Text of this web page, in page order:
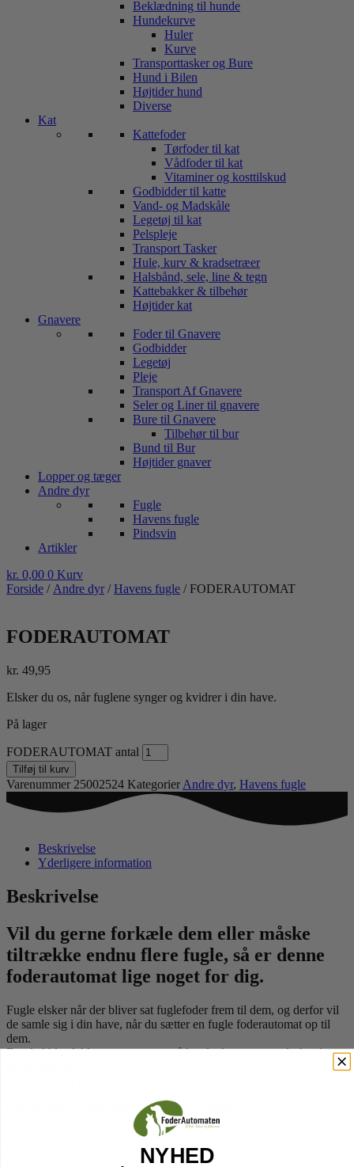
Beklædning til hunde
Hundekurve
Huler
Kurve
Transporttasker og Bure
Hund i Bilen
Højtider hund
Diverse
Kat
Kattefoder
Tørfoder til kat
Vådfoder til kat
Vitaminer og kosttilskud
Godbidder til katte
Vand- og Madskåle
Legetøj til kat
Pelspleje
Transport Tasker
Hule, kurv & kradsetræer
Halsbånd, sele, line & tegn
Kattebakker & tilbehør
Højtider kat
Gnavere
Foder til Gnavere
Godbidder
Legetøj
Pleje
Transport Af Gnavere
Seler og Liner til gnavere
Bure til Gnavere
Tilbehør til bur
Bund til Bur
Højtider gnaver
Lopper og tæger
Andre dyr
Fugle
Havens fugle
Pindsvin
Artikler
kr. 0,00 0 Kurv
Forside / Andre dyr /Havens fugle / FODERAUTOMAT
FODERAUTOMAT
kr. 49,95
Elsker du os, når fuglene synger og kvidrer i din have.
På lager
FODERAUTOMAT antal
Tilføj til kurv
Varenummer 25002524 Kategorier Andre dyr, Havens fugle
Beskrivelse
Yderligere information
Beskrivelse
Vil du gerne forkæle dem eller måske
tiltrække endnu flere fugle, så er denne
foderautomat lige noget for dig.
Fugle elsker når der bliver sat fuglefoder frem til dem, og derfor vil
de samle sig i din have, når du sætter en fugle foderautomat op til
dem.
Du skal blot fylde automaten, og så har fuglene et tag-selv-bord at
Kan bruges til vildfuglefrø, nødder og solsikker.
NYHED